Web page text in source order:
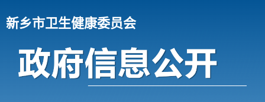
新乡市卫生健康委员会